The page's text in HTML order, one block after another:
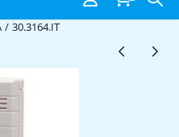
/ 30.3164.IT